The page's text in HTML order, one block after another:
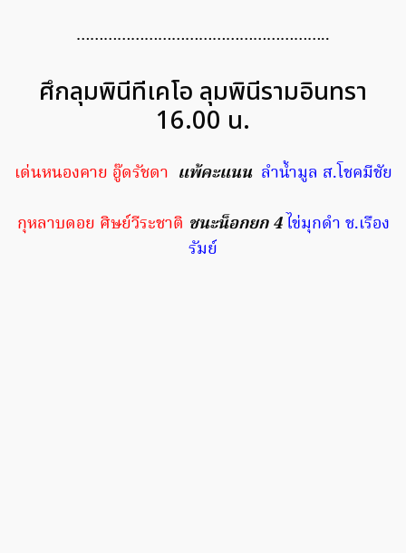
………………………………………………..
ศึกลุมพินีทีเคโอ ลุมพินีรามอินทรา
16.00 น.
เด่นหนองคาย อู๊ดรัชดา แพ้คะแนน ลำน้ำมูล ส.โชคมีชัย
กุหลาบดอย ศิษย์วีระชาติ ชนะน็อกยก 4 ไข่มุกดำ ช.เรือง
รัมย์